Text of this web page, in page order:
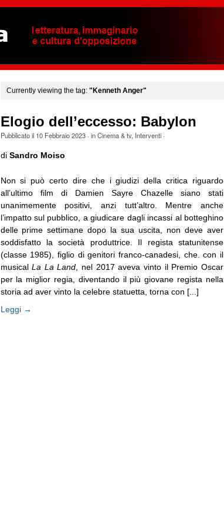
Currently viewing the tag: "Kenneth Anger"
Elogio dell’eccesso: Babylon
Pubblicato il 10 Febbraio 2023· inCinema & tv, Interventi·
di Sandro Moiso
Non si può certo dire che i giudizi della critica riguardo
all’ultimo film di Damien Sayre Chazelle siano stati
unanimemente positivi, anzi tutt’altro. Mentre anche
l’impatto sul pubblico, a giudicare dagli incassi al botteghino
delle prime settimane dopo la sua uscita, non deve aver
soddisfatto la società produttrice. Il regista statunitense
(classe 1985), figlio di genitori franco-canadesi, che. con il
musicalLa La Land , nel 2017 aveva vinto il Premio Oscar
per la miglior regia, diventando il più giovane regista nella
storia ad aver vinto la celebre statuetta, torna con [...]
Leggi →